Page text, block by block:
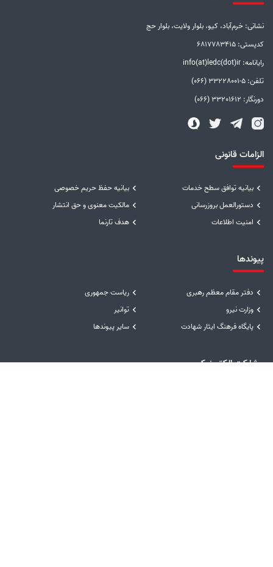
نشانی: خرم‌آباد، کیو، بلوار ولایت، بلوار حج
کدپستی: 6817783415
رایانامه: info(at)ledc(dot)ir
تلفن: 5-33228001 (066)
دورنگار: 33201612 (066)
الزامات قانونی
بیانیه توافق سطح خدمات
بیانیه حفظ حریم خصوصی
دستورالعمل بروزرسانی
مالکیت معنوی و حق انتشار
امنیت اطلاعات
هدف تارنما
پیوندها
دفتر مقام معظم رهبری
ریاست جمهوری
وزارت نیرو
توانیر
پایگاه فرهنگ ایثار شهادت
سایر پیوندها
مشارکت الکترونیکی